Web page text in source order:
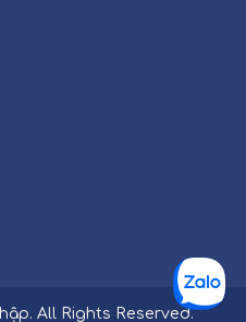
All Rights Reserved.